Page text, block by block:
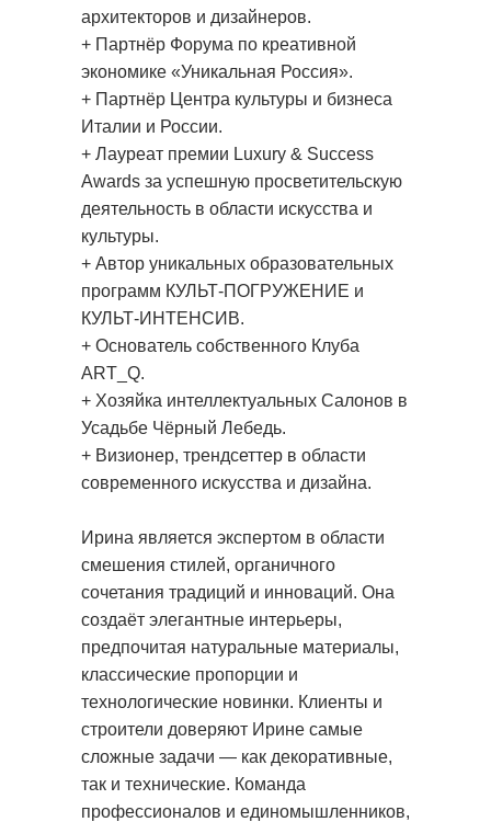
архитекторов и дизайнеров.
+ Партнёр Форума по креативной
экономике «Уникальная Россия».
+ Партнёр Центра культуры и бизнеса
Италии и России.
+ Лауреат премии Luxury & Success
Awards за успешную просветительскую
деятельность в области искусства и
культуры.
+ Автор уникальных образовательных
программ КУЛЬТ-ПОГРУЖЕНИЕ и
КУЛЬТ-ИНТЕНСИВ.
+ Основатель собственного Клуба
ART_Q.
+ Хозяйка интеллектуальных Салонов в
Усадьбе Чёрный Лебедь.
+ Визионер, трендсеттер в области
современного искусства и дизайна.
Ирина является экспертом в области
смешения стилей, органичного
сочетания традиций и инноваций. Она
создаёт элегантные интерьеры,
предпочитая натуральные материалы,
классические пропорции и
технологические новинки. Клиенты и
строители доверяют Ирине самые
сложные задачи — как декоративные,
так и технические. Команда
профессионалов и единомышленников,